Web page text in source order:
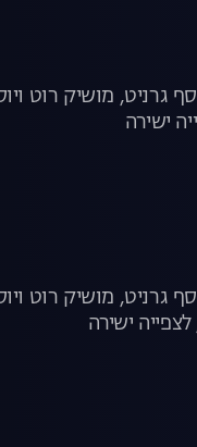
גרניט, מושיק רוט
ישירה
מושיק רוט
ישירה